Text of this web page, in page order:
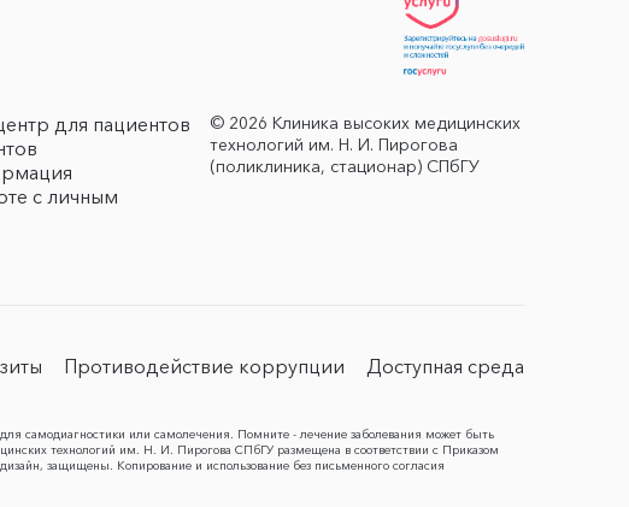
для пациентов
с личным
© 2026 Клиника высоких медицинских
технологий им. Н. И. Пирогова
(поликлиника, стационар) СПбГУ
Противодействие коррупции Доступная среда
самодиагностики или самолечения. Помните - лечение заболевания может быть
технологий им. Н. И. Пирогова СПбГУ размещена в соответствии с Приказом
защищены. Копирование и использование без письменного согласия